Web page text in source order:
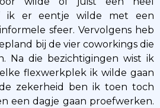
ik er eentje wilde met een
sfeer. Vervolgens heb
bij de vier coworkings die
Na die bezichtigingen wist ik
flexwerkplek ik wilde gaan
zekerheid ben ik toen toch
een dagje gaan proefwerken.